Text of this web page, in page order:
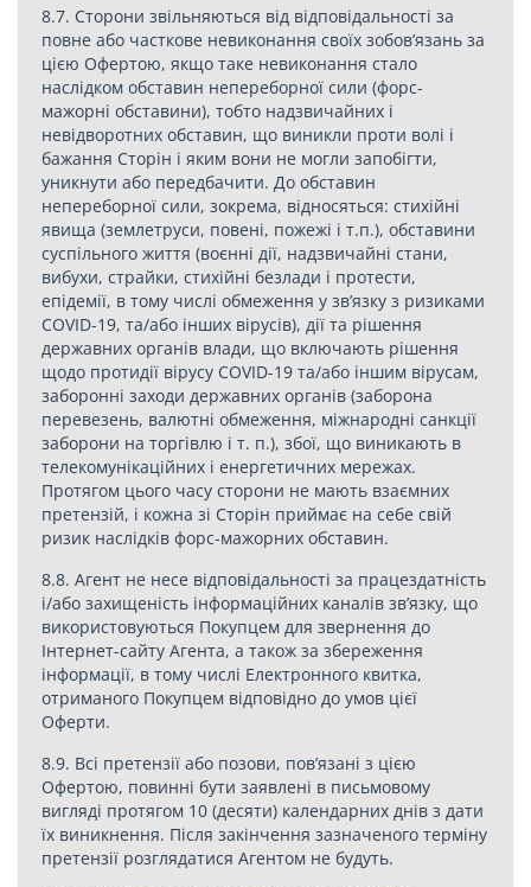
8.7. Сторони звільняються від відповідальності за
повне або часткове невиконання своїх зобов’язань за
цією Офертою, якщо таке невиконання стало
наслідком обставин непереборної сили (форс-
мажорні обставини), тобто надзвичайних і
невідворотних обставин, що виникли проти волі і
бажання Сторін і яким вони не могли запобігти,
уникнути або передбачити. До обставин
непереборної сили, зокрема, відносяться: стихійні
явища (землетруси, повені, пожежі і т.п.), обставини
суспільного життя (воєнні дії, надзвичайні стани,
вибухи, страйки, стихійні безлади і протести,
епідемії, в тому числі обмеження у зв’язку з ризиками
COVID-19, та/або інших вірусів), дії та рішення
державних органів влади, що включають рішення
щодо протидії вірусу COVID-19 та/або іншим вірусам,
заборонні заходи державних органів (заборона
перевезень, валютні обмеження, міжнародні санкції
заборони на торгівлю і т. п.), збої, що виникають в
телекомунікаційних і енергетичних мережах.
Протягом цього часу сторони не мають взаємних
претензій, і кожна зі Сторін приймає на себе свій
ризик наслідків форс-мажорних обставин.
8.8. Агент не несе відповідальності за працездатність
і/або захищеність інформаційних каналів зв’язку, що
використовуються Покупцем для звернення до
Інтернет-сайту Агента, а також за збереження
інформації, в тому числі Електронного квитка,
отриманого Покупцем відповідно до умов цієї
Оферти.
8.9. Всі претензії або позови, пов’язані з цією
Офертою, повинні бути заявлені в письмовому
вигляді протягом 10 (десяти) календарних днів з дати
їх виникнення. Після закінчення зазначеного терміну
претензії розглядатися Агентом не будуть.